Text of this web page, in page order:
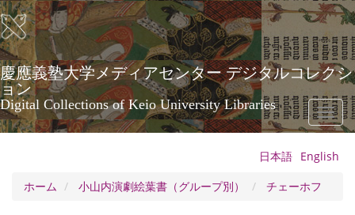
メ
イ
ン
コ
ン
テ
ン
ツ
に
慶應義塾大学メディアセンター デジタルコレクシ
ョン
Digital Collections of Keio University Libraries
Toggle
日本語 English
ホーム
小山内演劇絵葉書（グループ別） チェーホフ